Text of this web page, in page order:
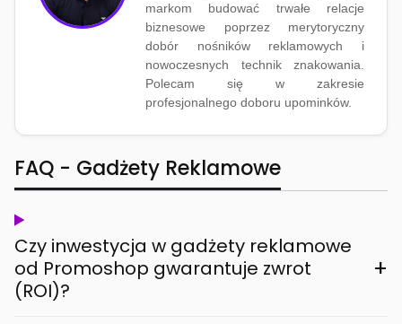
markom budować trwałe relacje
biznesowe poprzez merytoryczny
dobór nośników reklamowych i
nowoczesnych technik znakowania.
Polecam się w zakresie
profesjonalnego doboru upominków.
FAQ - Gadżety Reklamowe
Czy inwestycja w gadżety reklamowe
od Promoshop gwarantuje zwrot
(ROI)?
+